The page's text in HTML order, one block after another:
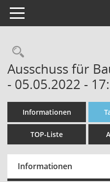
Toggle navigation
Ausschuss für
- 05.05.2022 -
Informationen
TOP-Liste
Informationen